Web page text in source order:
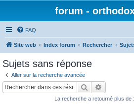
forum -
FAQ
Site web Index forum Rechercher
Sujets sans réponse
Aller sur la recherche avancée
Rechercher
La recherche a retourné plus de